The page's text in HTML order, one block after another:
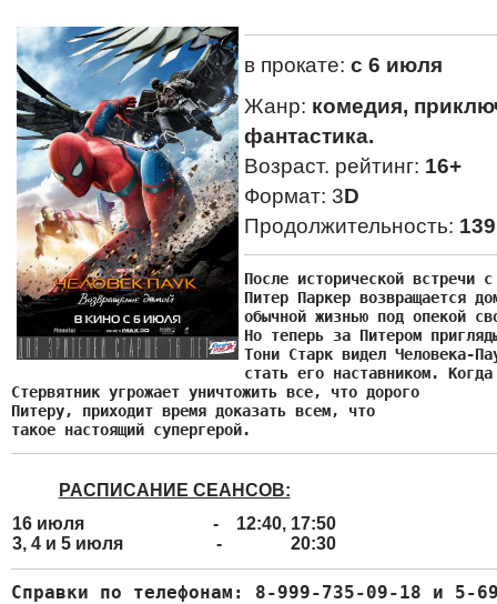
в прокате: с 6 июля
Жанр: комедия,
фантастика.
Возраст. рейтинг: 16+
Формат: 3D
Продолжительность:
После исторической встречи
Питер Паркер возвращается
обычной жизнью под опекой
Но теперь за Питером
Тони Старк видел Человека-
стать его наставником.
Стервятник угрожает уничтожить все, что дорого
Питеру, приходит время доказать всем, что
такое настоящий супергерой.
РАСПИСАНИЕ СЕАНСОВ:
16 июля -
12:40, 17:50
3, 4 и 5 июля -
20:30
Справки по телефонам: 8-999-735-09-18 и 5-